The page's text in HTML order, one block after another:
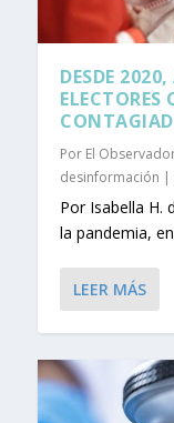
DESDE
ELECTORES
Por El
desinformación |
Por Isabella H.
la pandemia,
LEER MÁS